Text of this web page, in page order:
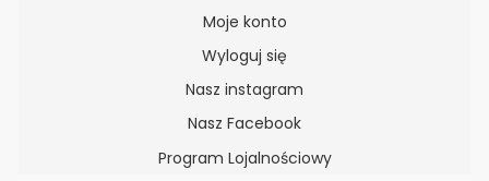
Moje konto
Wyloguj się
Nasz instagram
Nasz Facebook
Program Lojalnościowy